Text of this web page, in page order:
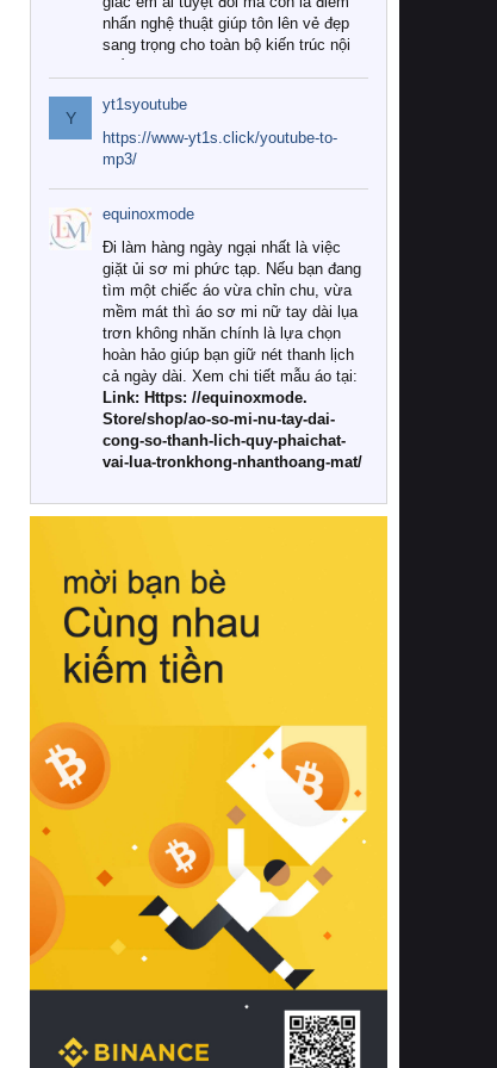
nhấn nghệ thuật giúp tôn lên vẻ đẹp
sang trọng cho toàn bộ kiến trúc nội
Tuy nhiên, giữa thị trường đa dạng
với vô vàn thương hiệu và mẫu mã
như hiện nay, làm thế nào để chọn
được những bộ chăn ga gối đệm cao
cấp thực sự chất lượng, phù hợp với
khí hậu và nhu cầu sử dụng của gia
đình? Hãy cùng chúng tôi đi tìm lời
giải đáp chi tiết qua bài viết dưới đây.
1. Tại sao các gia đình hiện đại lại ưa
chuộng chăn ga gối đệm cao cấp?
Khác với các dòng sản phẩm thông
thường, những bộ chăn ga gối đệm
cao cấp trải qua quy trình sản xuất
nghiêm ngặt từ khâu chọn lọc nguyên
liệu tự nhiên đến công nghệ dệt
nhuộm hiện đại không chứa hóa chất
này, bạn sẽ cảm nhận rõ rệt sự khác
hồi chuẩn xác của phần đệm nâng đỡ
cột sống.
Bên cạnh đó, việc lựa chọn các dòng
sản phẩm đạt chuẩn chất lượng quốc
tế còn giúp ngăn ngừa tình trạng kích
khuẩn và nấm mốc trong điều kiện
thời tiết nóng ẩm. Bạn có thể tìm hiểu
thêm các nghiên cứu khoa học về tác
động của giấc ngủ và môi trường
phòng ngủ đối với sức khỏe con
người tại Sleep Foundation (External
Link) để có cái nhìn toàn diện hơn.
2. Các tiêu chí vàng khi lựa chọn
chăn ga gối đệm cao cấp cho phòng
ngủ
Để sở hữu một bộ chăn ga gối đệm
cao cấp hoàn hảo cả về thẩm mỹ lẫn
công năng, người tiêu dùng cần cân
nhắc kỹ lưỡng các tiêu chí quan trọng
Y
yt1syoutube
https://www-yt1s.click/youtube-to-
mp3/
equinoxmode
Đi làm hàng ngày ngại nhất là việc
giặt ủi sơ mi phức tạp. Nếu bạn đang
tìm một chiếc áo vừa chỉn chu, vừa
mềm mát thì áo sơ mi nữ tay dài lụa
trơn không nhăn chính là lựa chọn
hoàn hảo giúp bạn giữ nét thanh lịch
cả ngày dài. Xem chi tiết mẫu áo tại:
Link: Https: //equinoxmode.
Store/shop/ao-so-mi-nu-tay-dai-
cong-so-thanh-lich-quy-phaichat-
vai-lua-tronkhong-nhanthoang-mat/